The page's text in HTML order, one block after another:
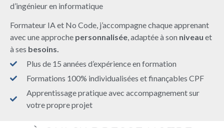
d’ingénieur en informatique
Formateur IA et No Code, j’accompagne chaque apprenant
avec une approche personnalisée, adaptée à son niveau et
à ses besoins.
Plus de 15 années d’expérience en formation
Formations 100% individualisées et finançables CPF
Apprentissage pratique avec accompagnement sur
votre propre projet